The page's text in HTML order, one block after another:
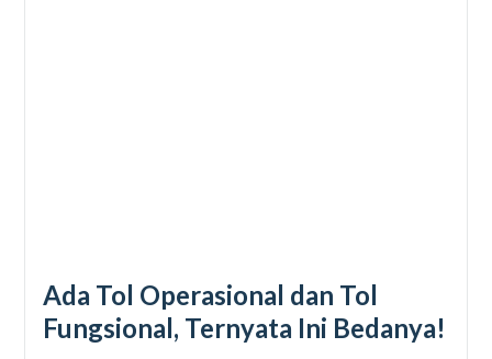
Ada Tol Operasional dan Tol
Fungsional, Ternyata Ini Bedanya!